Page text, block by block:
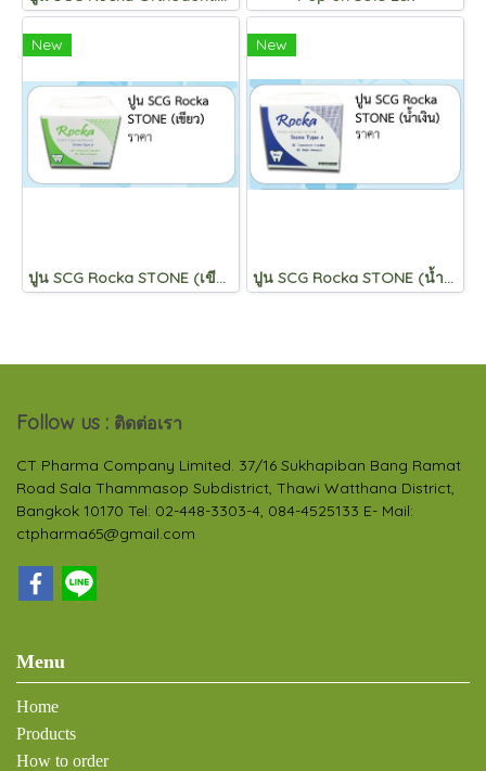
New
ปูน SCG Rocka STONE (เขียว)
New
ปูน SCG Rocka STONE (น้ำเงิน)
Follow us : ติดต่อเรา
CT Pharma Company Limited. 37/16 Sukhapiban Bang Ramat
Road Sala Thammasop Subdistrict, Thawi Watthana District,
Bangkok 10170 Tel: 02-448-3303-4, 084-4525133 E- Mail:
ctpharma65@gmail.com
Menu
Home
Products
How to order